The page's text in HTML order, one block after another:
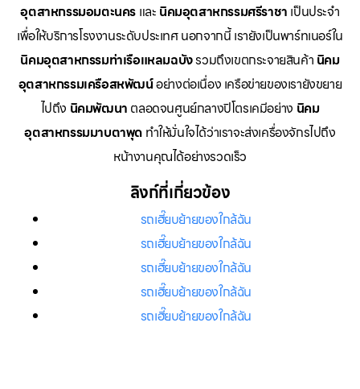
อุตสาหกรรมอมตะนครและ นิคมอุตสาหกรรมศรีราชา เป็นประจำ
เพื่อให้บริการโรงงานระดับประเทศ นอกจากนี้ เรายังเป็นพาร์ทเนอร์ใน
นิคมอุตสาหกรรมท่าเรือแหลมฉบังรวมถึงเขตกระจายสินค้า นิคม
อุตสาหกรรมเครือสหพัฒน์อย่างต่อเนื่อง เครือข่ายของเรายังขยาย
ไปถึง นิคมพัฒนา ตลอดจนศูนย์กลางปิโตรเคมีอย่าง นิคม
อุตสาหกรรมมาบตาพุด ทำให้มั่นใจได้ว่าเราจะส่งเครื่องจักรไปถึง
หน้างานคุณได้อย่างรวดเร็ว
ลิงก์ที่เกี่ยวข้อง
รถเฮี๊ยบย้ายของใกล้ฉัน
รถเฮี๊ยบย้ายของใกล้ฉัน
รถเฮี๊ยบย้ายของใกล้ฉัน
รถเฮี๊ยบย้ายของใกล้ฉัน
รถเฮี๊ยบย้ายของใกล้ฉัน